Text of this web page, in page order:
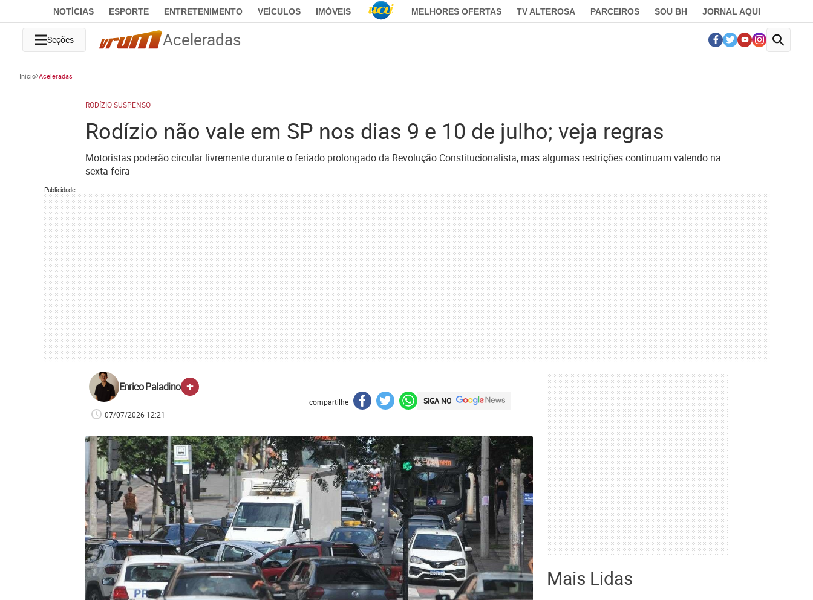
NOTÍCIAS ESPORTE ENTRETENIMENTO VEÍCULOS IMÓVEIS MELHORES OFERTAS TV ALTEROSA PARCEIROS SOU BH JORNAL AQUI
Seções Aceleradas
Início Aceleradas
RODÍZIO SUSPENSO
Rodízio não vale em SP nos dias 9 e 10 de julho; veja regras
Motoristas poderão circular livremente durante o feriado prolongado da Revolução Constitucionalista, mas algumas restrições continuam valendo na
sexta-feira
Publicidade
Enrico Paladino +
07/07/2026 12:21
compartilhe SIGA NO
Mais Lidas